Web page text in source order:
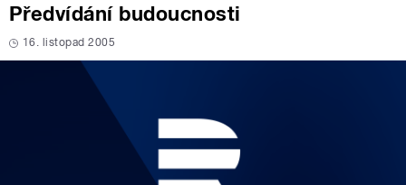
Předvídání budoucnosti
16. listopad 2005